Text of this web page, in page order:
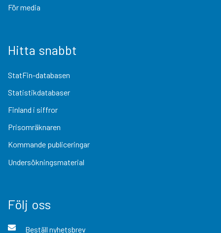
För media
Hitta snabbt
StatFin-databasen
Statistikdatabaser
Finland i siffror
Prisomräknaren
Kommande publiceringar
Undersökningsmaterial
Följ oss
Beställ nyhetsbrev